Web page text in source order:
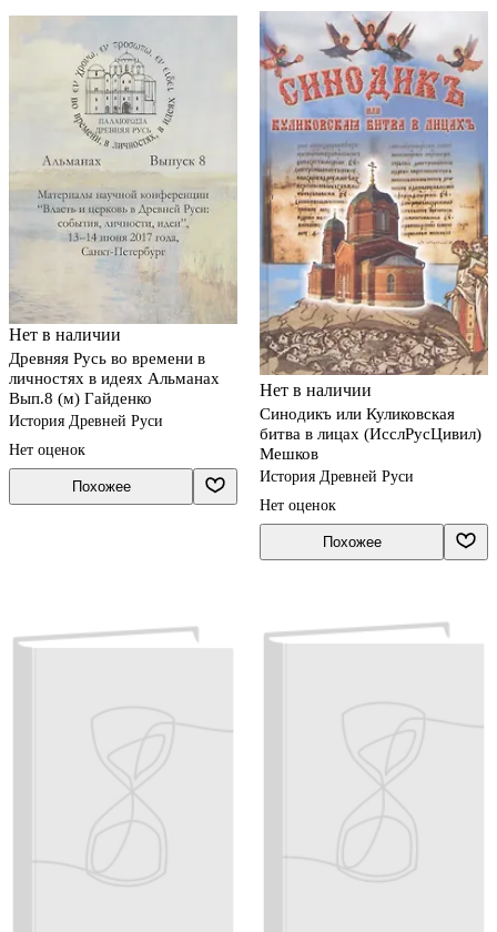
Нет в наличии
Древняя Русь во времени в
личностях в идеях Альманах
Вып.8 (м) Гайденко
История Древней Руси
Нет оценок
Похожее
Нет в наличии
Синодикъ или Куликовская
битва в лицах (ИсслРусЦивил)
Мешков
История Древней Руси
Нет оценок
Похожее